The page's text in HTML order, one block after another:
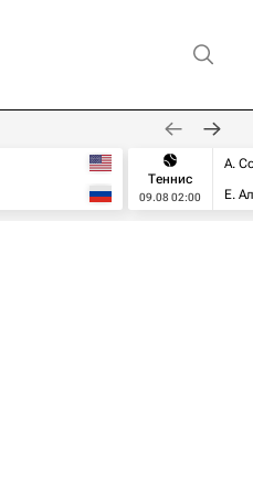
Теннис
09.08 02:00
А.
Е.